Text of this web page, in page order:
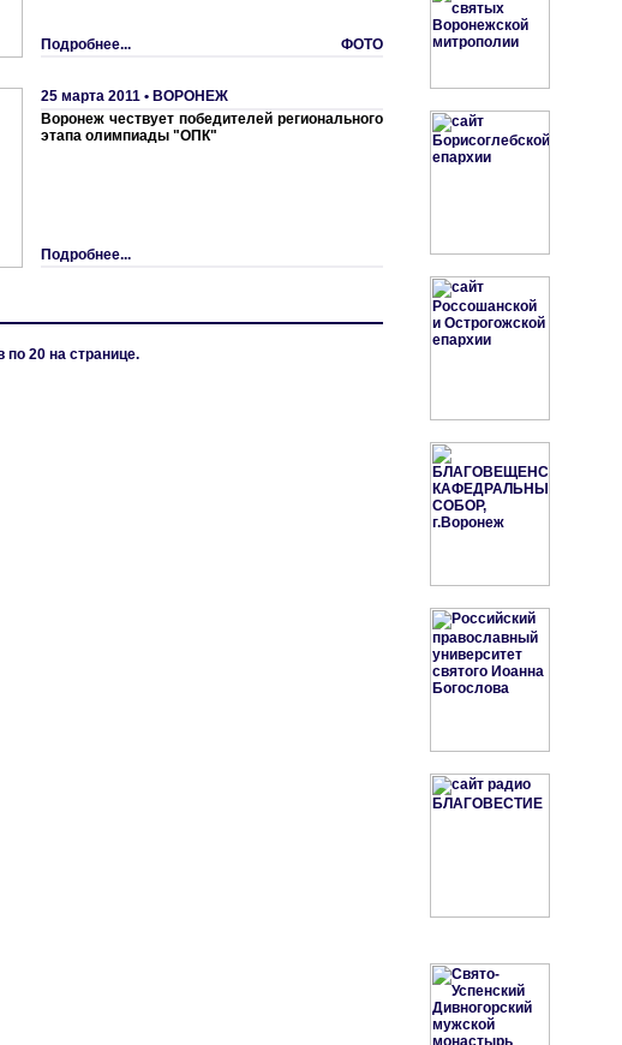
Подробнее... ФОТО
25 марта 2011 • ВОРОНЕЖ
Воронеж чествует победителей регионального
этапа олимпиады "ОПК"
Подробнее...
20 на странице.